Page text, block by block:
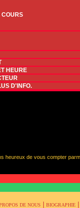
COURS
HEURE
D'INFO.
heureux de vous compter
DE NOUS BIOGRAPHIE